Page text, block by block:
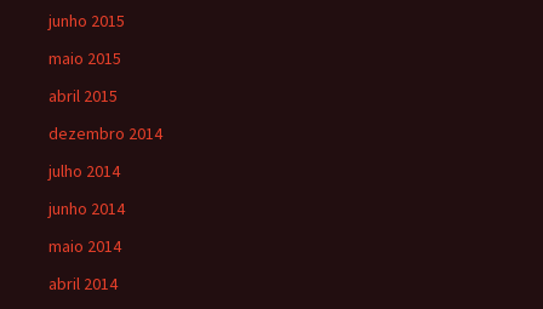
junho 2015
maio 2015
abril 2015
dezembro 2014
julho 2014
junho 2014
maio 2014
abril 2014